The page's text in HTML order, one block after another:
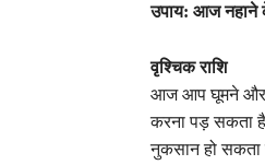
उपाय: आज नहाने
वृश्चिक राशि
आज आप घूमने और
करना पड़ सकता
नुकसान हो सकता